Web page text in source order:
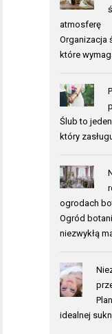
atmosferę
Organizacja
które
Ślub to
który
ogrodach
Ogród
niezwykłą
idealnej